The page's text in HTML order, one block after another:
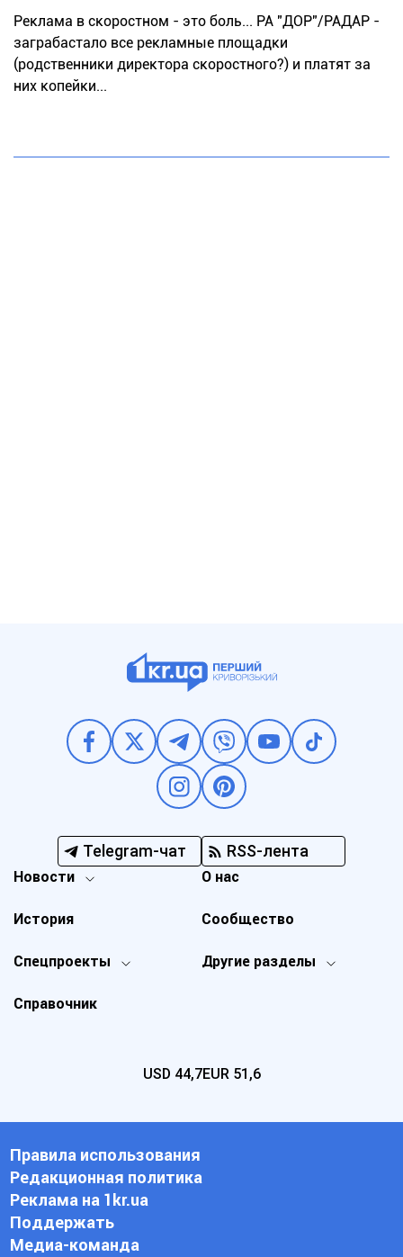
Реклама в скоростном - это боль... РА "ДОР"/РАДАР -
заграбастало все рекламные площадки
(родственники директора скоростного?) и платят за
них копейки...
Telegram-чат RSS-лента
Новости
Спецпроекты Другие разделы
История
О нас
Справочник
Сообщество
USD 44,7EUR 51,6
Правила использования
Редакционная политика
Реклама на 1kr.ua
Поддержать
Медиа-команда